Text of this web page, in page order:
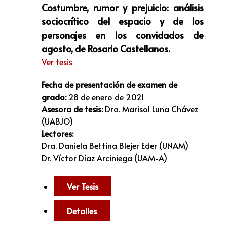
Costumbre, rumor y prejuicio: análisis
sociocrítico del espacio y de los
personajes en los convidados de
agosto, de Rosario Castellanos.
Ver tesis
Fecha de presentación de examen de
grado:28 de enero de 2021
Asesora de tesis:Dra. Marisol Luna Chávez
(UABJO)
Lectores:
Dra. Daniela Bettina Blejer Eder (UNAM)
Dr. Víctor Díaz Arciniega (UAM-A)
Ver Tesis
Detalles